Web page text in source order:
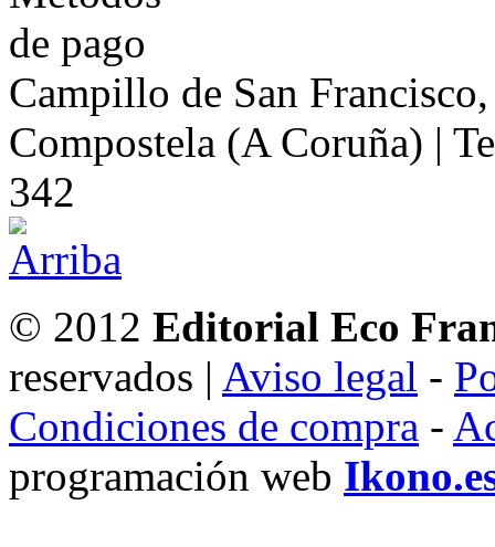
Campillo de San
Compostela (A Coruña) |
342
© 2012 Editorial Eco
reservados | Aviso legal -
Condiciones de compra -
programación web